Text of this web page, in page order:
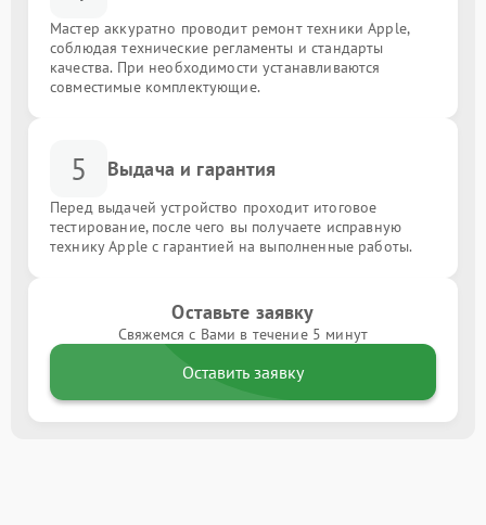
Мастер аккуратно проводит ремонт техники Apple,
соблюдая технические регламенты и стандарты
качества. При необходимости устанавливаются
совместимые комплектующие.
5 Выдача и гарантия
Перед выдачей устройство проходит итоговое
тестирование, после чего вы получаете исправную
технику Apple с гарантией на выполненные работы.
Оставьте заявку
Свяжемся с Вами в течение 5 минут
Оставить заявку